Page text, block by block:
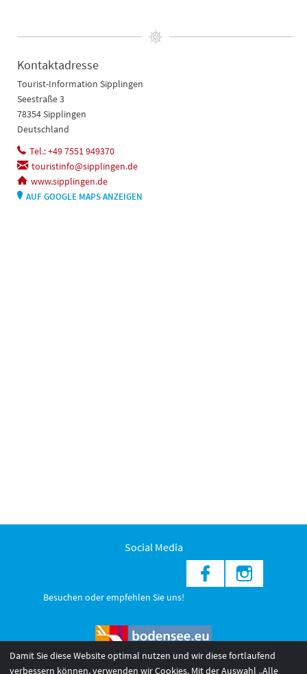
Kontaktadresse
Tourist-Information Sipplingen
Seestraße 3
78354 Sipplingen
Deutschland
Tel.: +49 7551 949370
touristinfo@sipplingen.de
www.sipplingen.de
AUF GOOGLE MAPS ANZEIGEN
Social Media
Besuchen oder empfehlen Sie uns!
Damit Sie diese Website optimal nutzen und wir diese fortlaufend
verbessern können, verwenden wir Cookies. Mit der Auswahl „Alle